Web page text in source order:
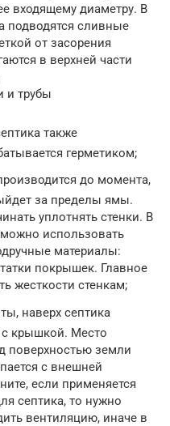
входящему диаметру. В
подводятся сливные
от засорения
в верхней части
и трубы
также
герметиком;
до момента,
за пределы ямы.
уплотнять стенки. В
можно использовать
материалы:
покрышек. Главное
жесткости стенкам;
наверх септика
с крышкой. Место
поверхностью земли
с внешней
если применяется
септика, то нужно
вентиляцию, иначе в